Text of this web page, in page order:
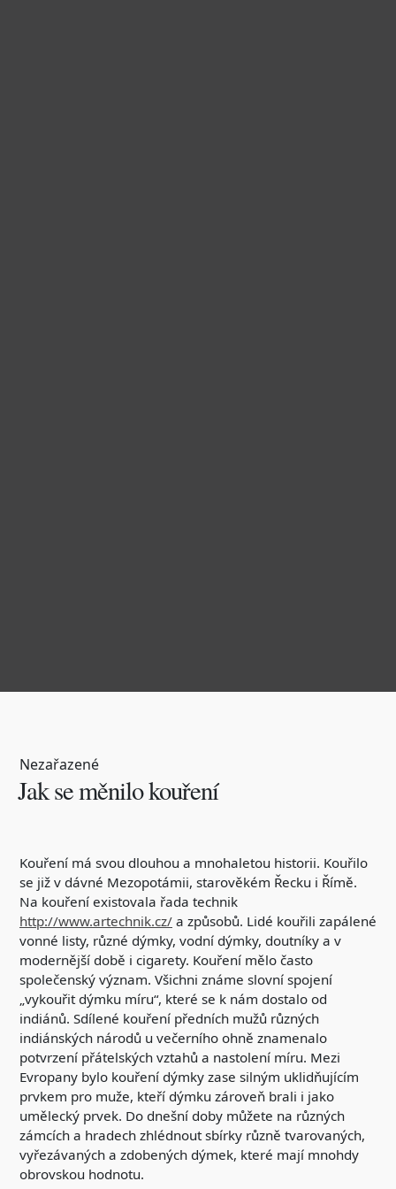
Nezařazené
Jak se měnilo kouření
Kouření má svou dlouhou a mnohaletou historii. Kouřilo
se již v dávné Mezopotámii, starověkém Řecku i Římě.
Na kouření existovala řada technik
http://www.artechnik.cz/ a způsobů. Lidé kouřili zapálené
vonné listy, různé dýmky, vodní dýmky, doutníky a v
modernější době i cigarety. Kouření mělo často
společenský význam. Všichni známe slovní spojení
„vykouřit dýmku míru“, které se k nám dostalo od
indiánů. Sdílené kouření předních mužů různých
indiánských národů u večerního ohně znamenalo
potvrzení přátelských vztahů a nastolení míru. Mezi
Evropany bylo kouření dýmky zase silným uklidňujícím
prvkem pro muže, kteří dýmku zároveň brali i jako
umělecký prvek. Do dnešní doby můžete na různých
zámcích a hradech zhlédnout sbírky různě tvarovaných,
vyřezávaných a zdobených dýmek, které mají mnohdy
obrovskou hodnotu.